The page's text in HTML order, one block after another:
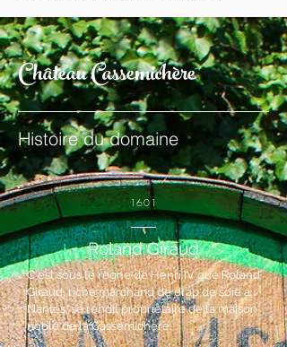
Château Cassemichère
Histoire du domaine
1601
Roland Giraud
C'est sous le règne de Henri IV que Roland
Giraud, riche marchand de drap de soie à
Nantes, se rendit propriétaire de la maison
noble de la Cassemichère.